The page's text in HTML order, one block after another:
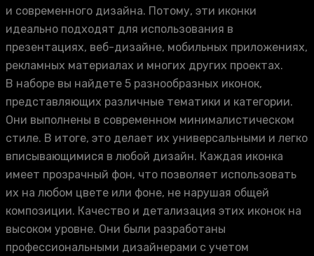
и современного дизайна. Потому, эти иконки
идеально подходят для использования в
презентациях, веб-дизайне, мобильных приложениях,
рекламных материалах и многих других проектах.
В наборе вы найдете 5 разнообразных иконок,
представляющих различные тематики и категории.
Они выполнены в современном минималистическом
стиле. В итоге, это делает их универсальными и легко
вписывающимися в любой дизайн. Каждая иконка
имеет прозрачный фон, что позволяет использовать
их на любом цвете или фоне, не нарушая общей
композиции. Качество и детализация этих иконок на
высоком уровне. Они были разработаны
профессиональными дизайнерами с учетом